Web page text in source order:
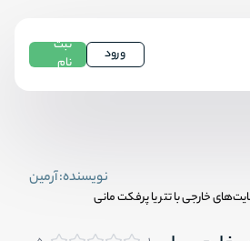
ورود
ثبت
نام
نویسنده:آرمین
خارجی با تتر یا پرفکت مانی